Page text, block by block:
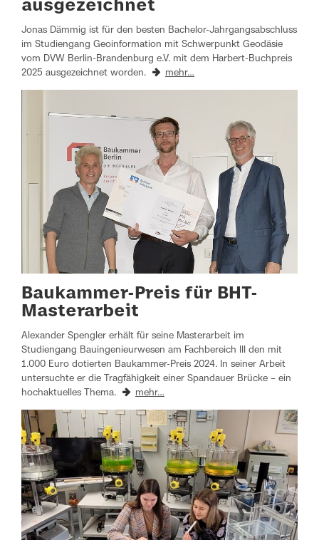
ausgezeichnet
Jonas Dämmig ist für den besten Bachelor-Jahrgangsabschluss
im Studiengang Geoinformation mit Schwerpunkt Geodäsie
vom DVW Berlin-Brandenburg e.V. mit dem Harbert-Buchpreis
2025 ausgezeichnet worden.
mehr…
Baukammer-Preis für BHT-
Masterarbeit
Alexander Spengler erhält für seine Masterarbeit im
Studiengang Bauingenieurwesen am Fachbereich III den mit
1.000 Euro dotierten Baukammer-Preis 2024. In seiner Arbeit
untersuchte er die Tragfähigkeit einer Spandauer Brücke – ein
hochaktuelles Thema.
mehr…